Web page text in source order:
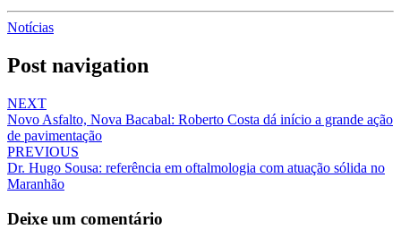
Notícias
Post navigation
NEXT
Novo Asfalto, Nova Bacabal: Roberto Costa dá início a grande ação
de pavimentação
PREVIOUS
Dr. Hugo Sousa: referência em oftalmologia com atuação sólida no
Maranhão
Deixe um comentário